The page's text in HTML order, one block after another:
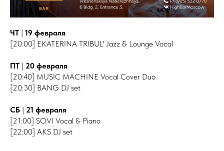
ЧТ | 19 февраля
[20:00] EKATERINA TRIBUL' Jazz & Lounge Vocal
ПТ | 20 февраля
[20:40] MUSIC MACHINE Vocal Cover Duo
[20:30] BANG DJ set
СБ | 21 февраля
[21:00] SOVI Vocal & Piano
[22:00] AKS DJ set